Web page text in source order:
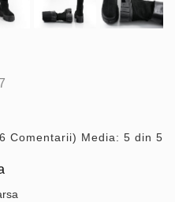
Comentarii) Media: 5 din 5